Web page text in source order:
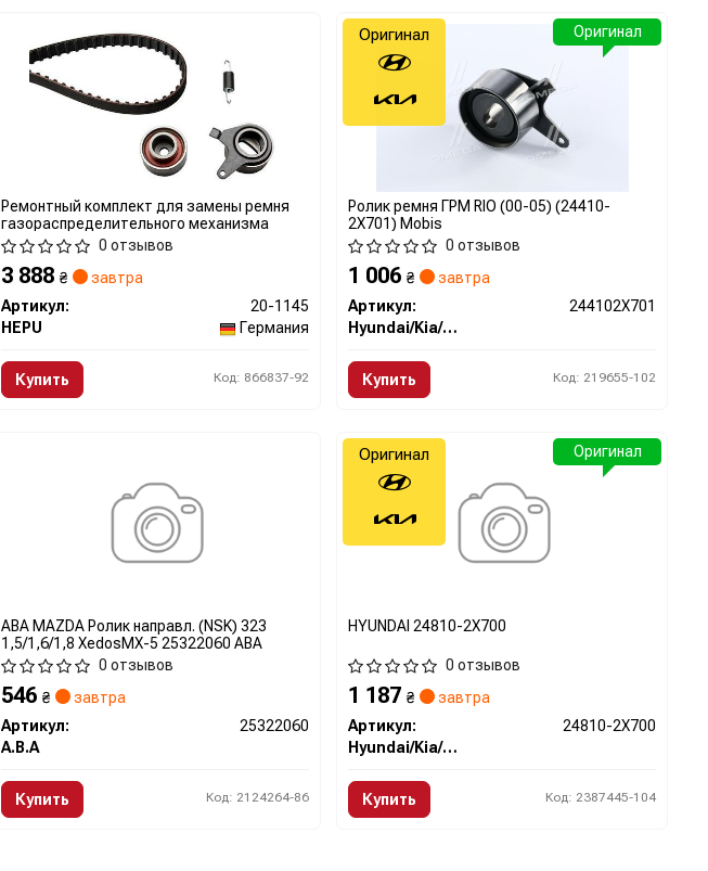
Ремонтный комплект для замены ремня
газораспределительного механизма
0 отзывов
3 888₴
завтра
Артикул:
20-1145
HEPU
Германия
Купить Код: 866837-92
Ролик ремня ГРМ RIO (00-05) (24410-
2X701) Mobis
0 отзывов
1 006₴
завтра
Артикул:
244102X701
Hyundai/Kia/Mobis
Купить Код: 219655-102
Оригинал
Оригинал
ABA MAZDA Ролик направл. (NSK) 323
1,5/1,6/1,8 XedosMX-5 25322060 ABA
0 отзывов
546₴
завтра
Артикул:
25322060
A.B.A
Купить Код: 2124264-86
HYUNDAI 24810-2X700
0 отзывов
1 187₴
завтра
Артикул:
24810-2X700
Hyundai/Kia/Mobis
Купить Код: 2387445-104
Оригинал
Оригинал